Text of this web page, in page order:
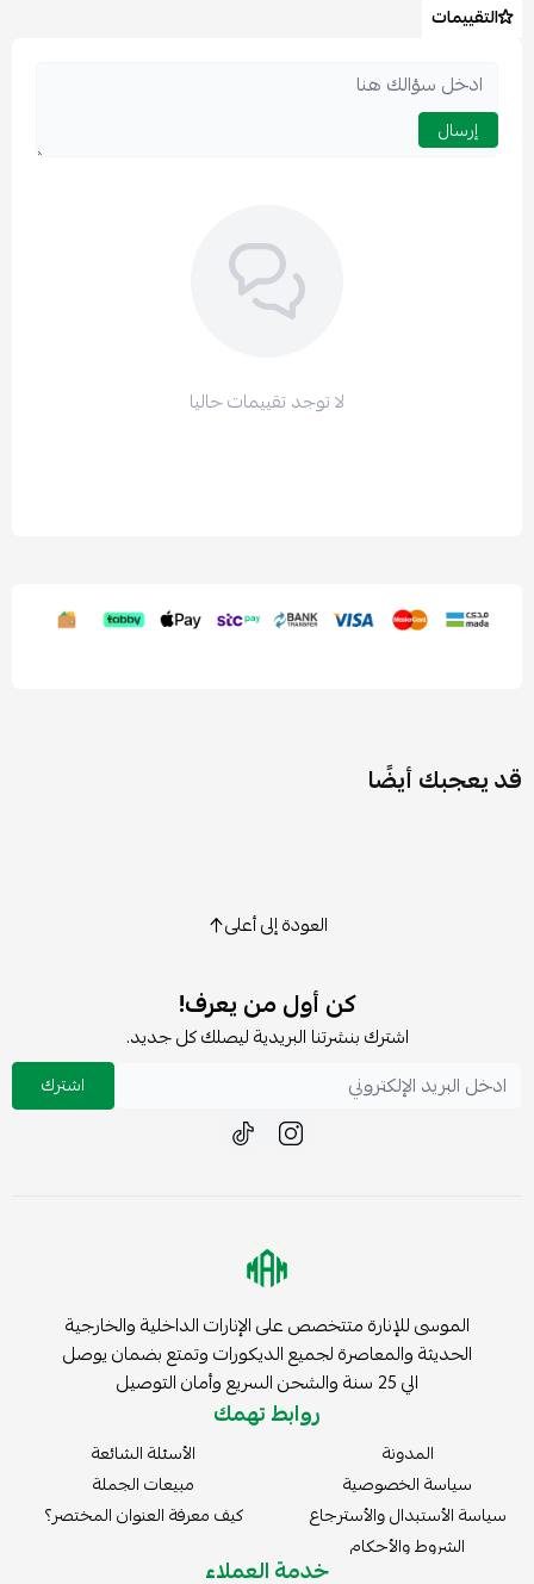
التقييمات
إرسال
لا توجد تقييمات حاليا
قد يعجبك أيضًا
العودة إلى أعلى
كن أول من يعرف!
اشترك بنشرتنا البريدية ليصلك كل جديد.
اشترك
الموسى للإنارة متتخصص على الإنارات الداخلية والخارجية
الحديثة والمعاصرة لجميع الديكورات وتمتع بضمان يوصل
الي 25 سنة والشحن السريع وأمان التوصيل
روابط تهمك
المدونة
سياسة الخصوصية
سياسة الأستبدال والأسترجاع
الشروط والأحكام
الأسئلة الشائعة
مبيعات الجملة
كيف معرفة العنوان المختصر؟
خدمة العملاء